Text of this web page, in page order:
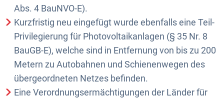
Abs. 4 BauNVO-E).
Kurzfristig neu eingefügt wurde ebenfalls eine Teil-
Privilegierung für Photovoltaikanlagen (§ 35 Nr. 8
BauGB-E), welche sind in Entfernung von bis zu 200
Metern zu Autobahnen und Schienenwegen des
übergeordneten Netzes befinden.
Eine Verordnungsermächtigungen der Länder für